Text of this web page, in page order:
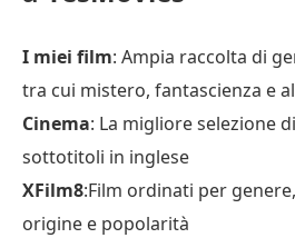
I miei film: Ampia raccolta di
tra cui mistero, fantascienza e
Cinema: La migliore selezione
sottotitoli in inglese
XFilm8:Film ordinati per
origine e popolarità